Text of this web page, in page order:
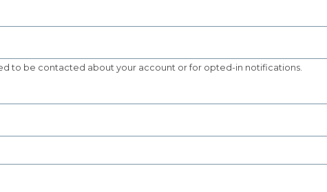
to be contacted about your account or for opted-in notifications.